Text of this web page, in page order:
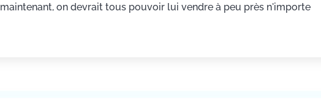
maintenant, on devrait tous pouvoir lui vendre à peu près n'importe